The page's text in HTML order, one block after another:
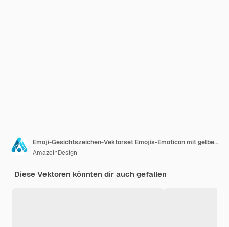
Emoji-Gesichtszeichen-Vektorset Emojis-Emoticon mit gelbem Symbol steht vor verängstigter Kälte
AmazeinDesign
Diese Vektoren könnten dir auch gefallen